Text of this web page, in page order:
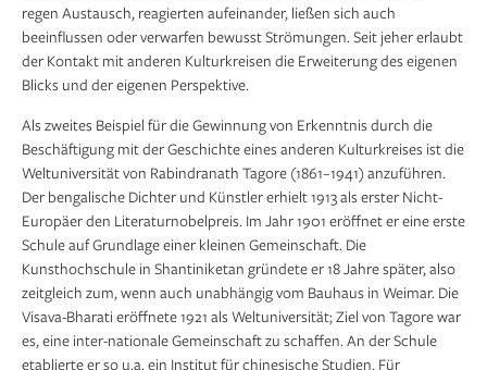
regen Austausch, reagierten aufeinander, ließen sich auch
beeinflussen oder verwarfen bewusst Strömungen. Seit jeher erlaubt
der Kontakt mit anderen Kulturkreisen die Erweiterung des eigenen
Blicks und der eigenen Perspektive.
Als zweites Beispiel für die Gewinnung von Erkenntnis durch die
Beschäftigung mit der Geschichte eines anderen Kulturkreises ist die
Weltuniversität von Rabindranath Tagore (1861–1941) anzuführen.
Der bengalische Dichter und Künstler erhielt 1913 als erster Nicht-
Europäer den Literaturnobelpreis. Im Jahr 1901 eröffnet er eine erste
Schule auf Grundlage einer kleinen Gemeinschaft. Die
Kunsthochschule in Shantiniketan gründete er 18 Jahre später, also
zeitgleich zum, wenn auch unabhängig vom Bauhaus in Weimar. Die
Visava-Bharati eröffnete 1921 als Weltuniversität; Ziel von Tagore war
es, eine inter-nationale Gemeinschaft zu schaffen. An der Schule
etablierte er so u.a. ein Institut für chinesische Studien. Für